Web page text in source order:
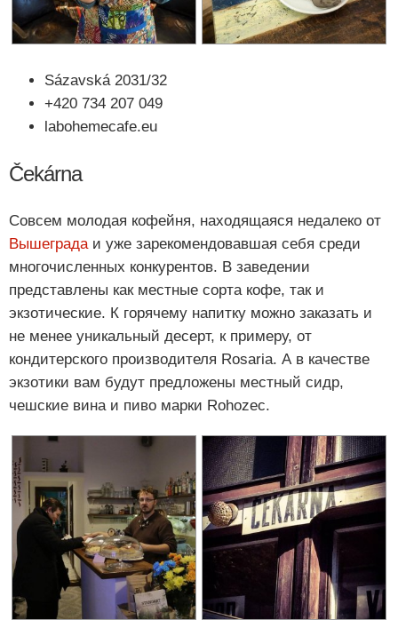
Sázavská 2031/32
+420 734 207 049
labohemecafe.eu
Čekárna
Совсем молодая кофейня, находящаяся недалеко от
Вышеградаи уже зарекомендовавшая себя среди
многочисленных конкурентов. В заведении
представлены как местные сорта кофе, так и
экзотические. К горячему напитку можно заказать и
не менее уникальный десерт, к примеру, от
кондитерского производителя Rosaria. А в качестве
экзотики вам будут предложены местный сидр,
чешские вина и пиво марки Rohozec.